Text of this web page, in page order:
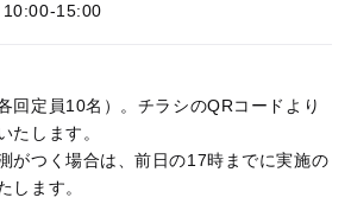
15:00
回定員10名）。チラシのQRコードより
たします。
がつく場合は、前日の17時までに実施の
します。